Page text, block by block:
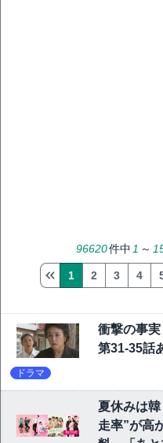
96620件中 1 ～
1 2 3 4
衝撃の事実
第31-35話
ドラマ
夏休みは
走率”が高